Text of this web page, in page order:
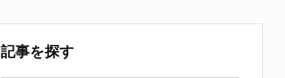
記事を探す